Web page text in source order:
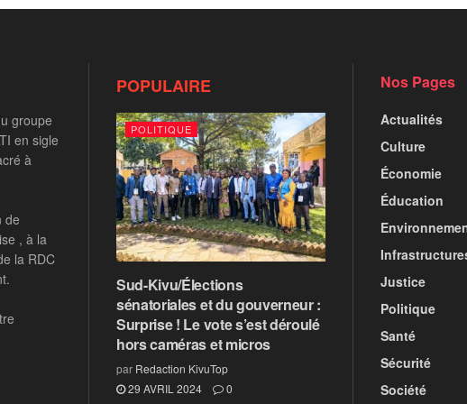
groupe
en sigle
à
de
, à la
la RDC
POPULAIRE
POLITIQUE
Sud-Kivu/Élections
sénatoriales et du gouverneur :
Surprise ! Le vote s’est déroulé
hors caméras et micros
par Redaction KivuTop
29 AVRIL 2024
0
Nos Pages
Actualités
Culture
Économie
Éducation
Justice
Politique
Santé
Sécurité
Société